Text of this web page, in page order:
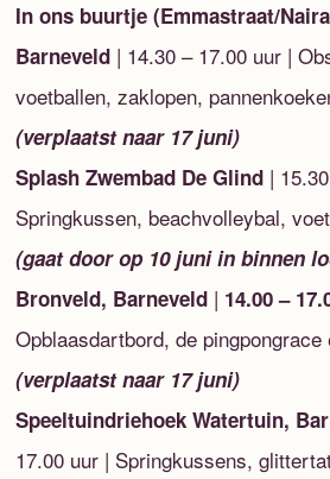
In ons buurtje (Emmastraat/
Barneveld| 14.30 – 17.00 uur |
voetballen, zaklopen,
(verplaatst naar 17 juni)
Splash Zwembad De Glind|
Springkussen, beachvolleybal,
(gaat door op 10 juni in binnen
Bronveld, Barneveld| 14.00 –
Opblaasdartbord, de pingpongrace
(verplaatst naar 17 juni)
Speeltuindriehoek Watertuin,
17.00 uur | Springkussens,